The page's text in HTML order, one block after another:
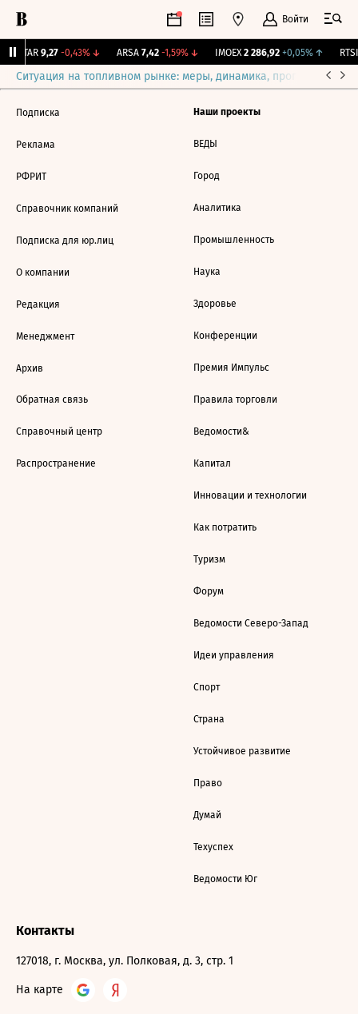
Войти
UTAR 9,27 -0,43%↓ ARSA 7,42 -1,59%↓ IMOEX 2 286,92 +0,05%↑ RTSI
Ситуация на топливном рынке: меры, динамика, прогнозы
Подписка
Реклама
РФРИТ
Справочник компаний
Подписка для юр.лиц
О компании
Редакция
Менеджмент
Архив
Обратная связь
Справочный центр
Распространение
Наши проекты
ВЕДЫ
Город
Аналитика
Промышленность
Наука
Здоровье
Конференции
Премия Импульс
Правила торговли
Ведомости&
Капитал
Инновации и технологии
Как потратить
Туризм
Форум
Ведомости Северо-Запад
Идеи управления
Спорт
Страна
Устойчивое развитие
Право
Думай
Техуспех
Ведомости Юг
Контакты
127018, г. Москва, ул. Полковая, д. 3, стр. 1
На карте